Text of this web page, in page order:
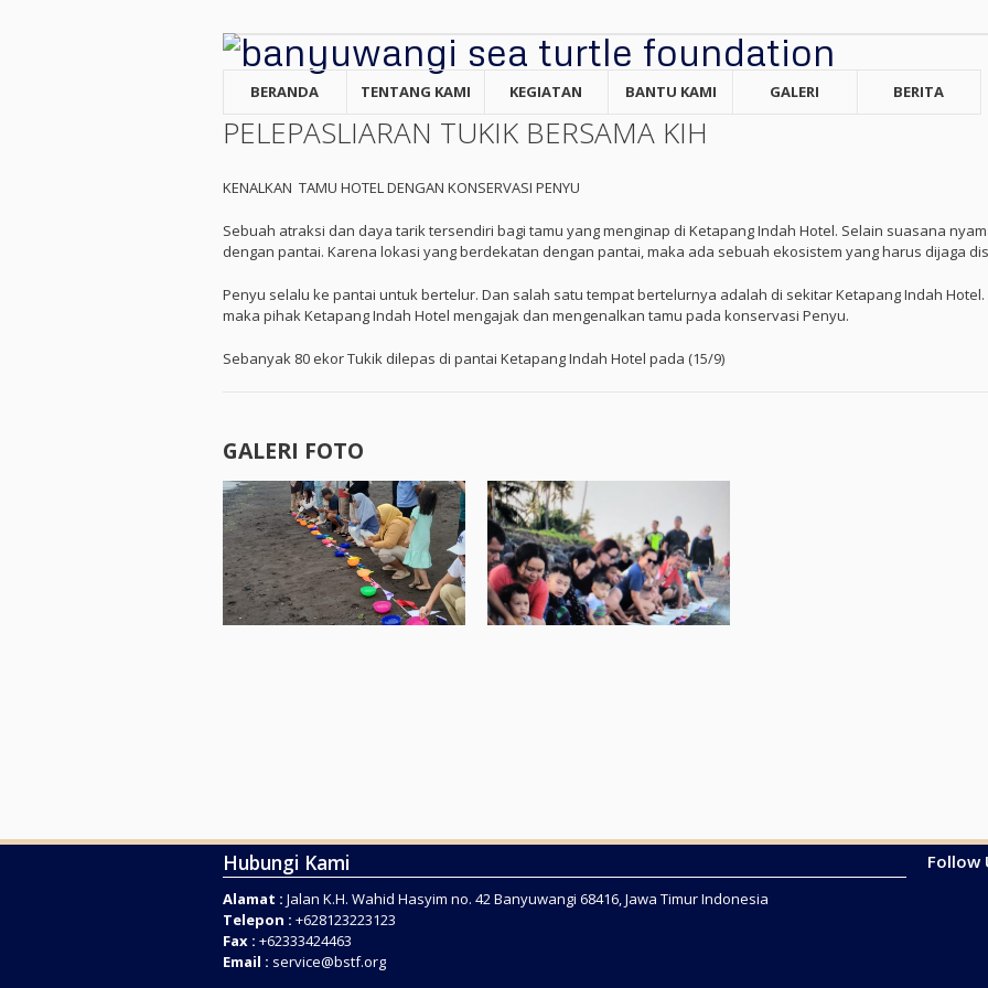
BERANDA TENTANG KAMI KEGIATAN BANTU KAMI GALERI BERITA
PELEPASLIARAN TUKIK BERSAMA KIH
KENALKAN TAMU HOTEL DENGAN KONSERVASI PENYU
Sebuah atraksi dan daya tarik tersendiri bagi tamu yang menginap di Ketapang Indah Hotel. Selain suasana
dengan pantai. Karena lokasi yang berdekatan dengan pantai, maka ada sebuah ekosistem yang harus dijaga
Penyu selalu ke pantai untuk bertelur. Dan salah satu tempat bertelurnya adalah di sekitar Ketapang Indah
maka pihak Ketapang Indah Hotel mengajak dan mengenalkan tamu pada konservasi Penyu.
Sebanyak 80 ekor Tukik dilepas di pantai Ketapang Indah Hotel pada (15/9)
GALERI FOTO
Hubungi Kami
Alamat : Jalan K.H. Wahid Hasyim no. 42 Banyuwangi 68416, Jawa Timur Indonesia
Telepon : +628123223123
Fax : +62333424463
Email : service@bstf.org
Follow